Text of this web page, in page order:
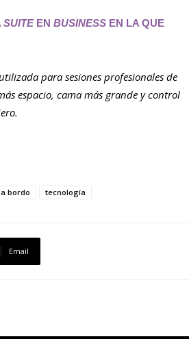
SUITEEN BUSINESS EN LA QUE
para sesiones profesionales de
espacio, cama más grande y control
bordo tecnología
Email